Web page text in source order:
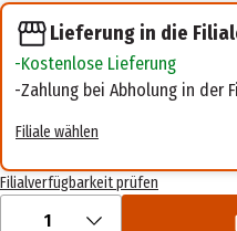
Lieferung in die
Kostenlose Lieferung
Zahlung bei Abholung in der
Filiale wählen
Filialverfügbarkeit prüfen
1